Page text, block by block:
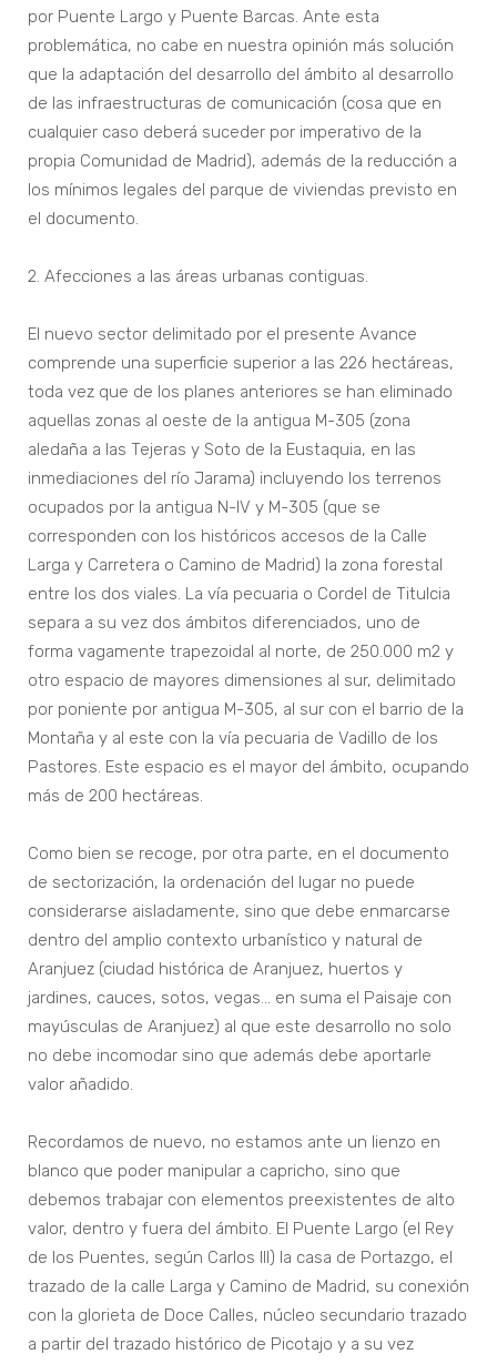
por Puente Largo y Puente Barcas. Ante esta
problemática, no cabe en nuestra opinión más solución
que la adaptación del desarrollo del ámbito al desarrollo
de las infraestructuras de comunicación (cosa que en
cualquier caso deberá suceder por imperativo de la
propia Comunidad de Madrid), además de la reducción a
los mínimos legales del parque de viviendas previsto en
el documento.
2. Afecciones a las áreas urbanas contiguas.
El nuevo sector delimitado por el presente Avance
comprende una superficie superior a las 226 hectáreas,
toda vez que de los planes anteriores se han eliminado
aquellas zonas al oeste de la antigua M-305 (zona
aledaña a las Tejeras y Soto de la Eustaquia, en las
inmediaciones del río Jarama) incluyendo los terrenos
ocupados por la antigua N-IV y M-305 (que se
corresponden con los históricos accesos de la Calle
Larga y Carretera o Camino de Madrid) la zona forestal
entre los dos viales. La vía pecuaria o Cordel de Titulcia
separa a su vez dos ámbitos diferenciados, uno de
forma vagamente trapezoidal al norte, de 250.000 m2 y
otro espacio de mayores dimensiones al sur, delimitado
por poniente por antigua M-305, al sur con el barrio de la
Montaña y al este con la vía pecuaria de Vadillo de los
Pastores. Este espacio es el mayor del ámbito, ocupando
más de 200 hectáreas.
Como bien se recoge, por otra parte, en el documento
de sectorización, la ordenación del lugar no puede
considerarse aisladamente, sino que debe enmarcarse
dentro del amplio contexto urbanístico y natural de
Aranjuez (ciudad histórica de Aranjuez, huertos y
jardines, cauces, sotos, vegas… en suma el Paisaje con
mayúsculas de Aranjuez) al que este desarrollo no solo
no debe incomodar sino que además debe aportarle
valor añadido.
Recordamos de nuevo, no estamos ante un lienzo en
blanco que poder manipular a capricho, sino que
debemos trabajar con elementos preexistentes de alto
valor, dentro y fuera del ámbito. El Puente Largo (el Rey
de los Puentes, según Carlos III) la casa de Portazgo, el
trazado de la calle Larga y Camino de Madrid, su conexión
con la glorieta de Doce Calles, núcleo secundario trazado
a partir del trazado histórico de Picotajo y a su vez